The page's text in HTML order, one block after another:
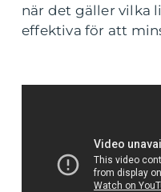
när det gäller vilka
effektiva för att